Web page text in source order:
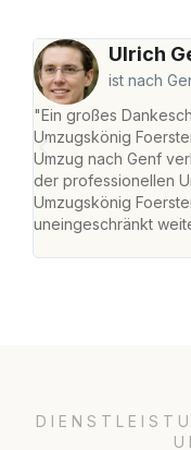
Ulrich
ist nach
"Ein großes
Umzugskönig
Umzug nach Genf
der professionellen
Umzugskönig
uneingeschränkt